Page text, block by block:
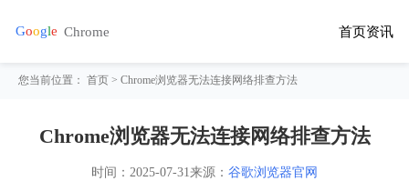
首页资讯
您当前位置：首页 > Chrome浏览器无法连接网络排查方法
Chrome浏览器无法连接网络排查方法
时间： 2025-07-31来源： 谷歌浏览器官网